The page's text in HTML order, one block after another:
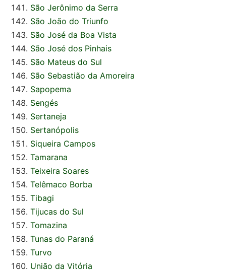
São Jerônimo da Serra
São João do Triunfo
São José da Boa Vista
São José dos Pinhais
São Mateus do Sul
São Sebastião da Amoreira
Sapopema
Sengés
Sertaneja
Sertanópolis
Siqueira Campos
Tamarana
Teixeira Soares
Telêmaco Borba
Tibagi
Tijucas do Sul
Tomazina
Tunas do Paraná
Turvo
União da Vitória